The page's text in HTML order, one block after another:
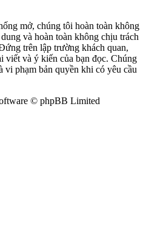
mở, chúng tôi hoàn toàn không
và hoàn toàn không chịu trách
trên lập trường khách quan,
viết và ý kiến của bạn đọc. Chúng
phạm bản quyền khi có yêu cầu
© phpBB Limited